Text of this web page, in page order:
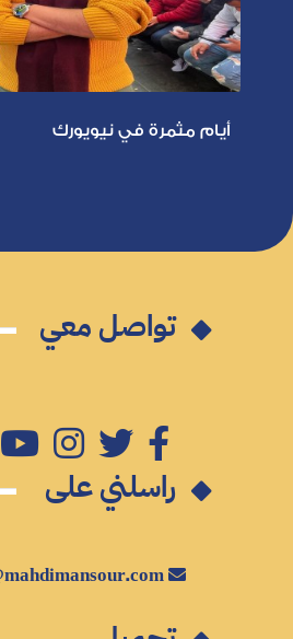
أيام مثمرة في نيويورك
تواصل معي
راسلني على